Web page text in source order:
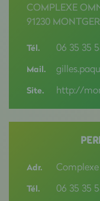
COMPLEXE
91230
Tél. 06 35 35
Mail.
Site. http://
Adr.
Tél. 06 35 35